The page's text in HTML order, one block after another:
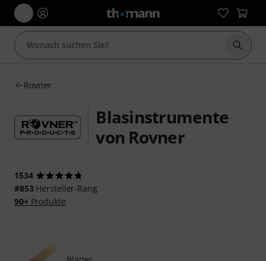
Suche
Rovner
Blasinstrumente
von Rovner
1534
#853Hersteller-Rang
90+Produkte